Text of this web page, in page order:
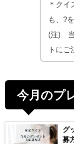
＊クイ
も、?
(注) 当
トにご
今月のプ
グ
募